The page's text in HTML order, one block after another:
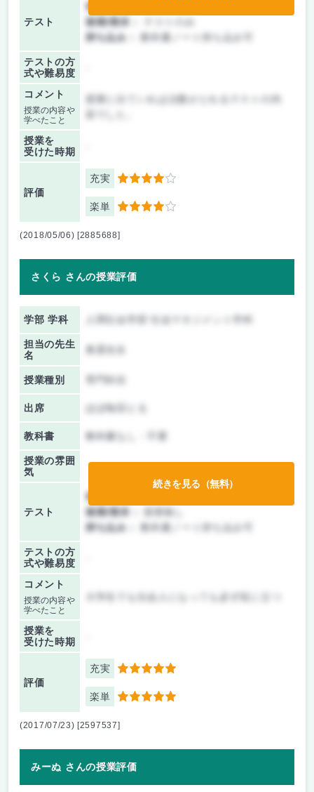
テスト
前期/中間：
後期/期末：
持ち込み：
教科書ノート持ち込み可
テストの方
式や難易度
コメント
授業の内容や
学べたこと
授業を
受けた時期
評価
充実 4
楽単 4
(2018/05/06) [2885688]
さくら さんの授業評価
学部 学科
担当の先生
名
授業種別
出席 ほぼ毎回とる
教科書 教科書なし・不要
授業の雰囲
気
テスト
前期/中間：
後期/期末：
授業無し
持ち込み：
教科書ノート持ち込み可
テストの方
式や難易度
コメント
授業の内容や
学べたこと
授業を
受けた時期
評価
充実 5
楽単 5
続きを見る（無料）
(2017/07/23) [2597537]
みーぬ さんの授業評価